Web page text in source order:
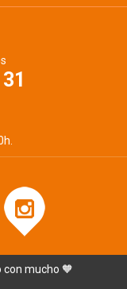
con mucho 🧡